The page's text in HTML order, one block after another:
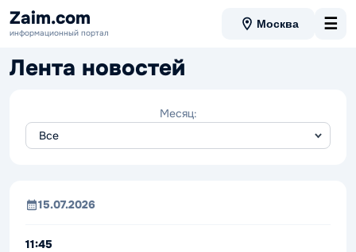
Zaim.com
информационный портал
Москва ☰
Лента новостей
Месяц:
15.07.2026
11:45